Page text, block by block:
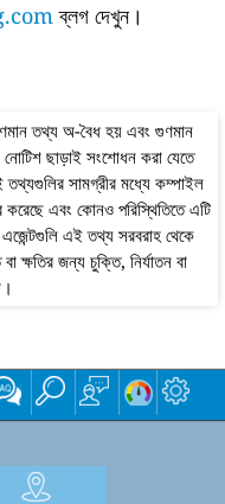
ব্লগ দেখুন।
তথ্য অ-বৈধ হয় এবং গুণমান
ছাড়াই সংশোধন করা যেতে
তথ্যগুলির সামগ্রীর মধ্যে কম্পাইল
এবং কোনও পরিস্থিতিতে এটি
এজেন্টগুলি এই তথ্য সরবরাহ থেকে
ক্ষতির জন্য চুক্তি, নির্যাতন বা